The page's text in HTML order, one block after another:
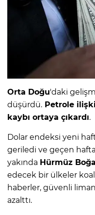
Orta Doğu'daki
düşürdü. Petrole
kaybı ortaya çıkardı.
Dolar endeksi yeni
geriledi ve geçen
yakında Hürmüz
edecek bir ülkeler
haberler, güvenli
azalttı.